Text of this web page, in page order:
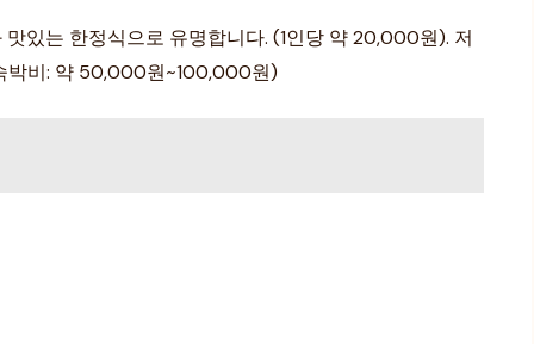
있는 한정식으로 유명합니다. (1인당 약 20,000원). 저
박비: 약 50,000원~100,000원)